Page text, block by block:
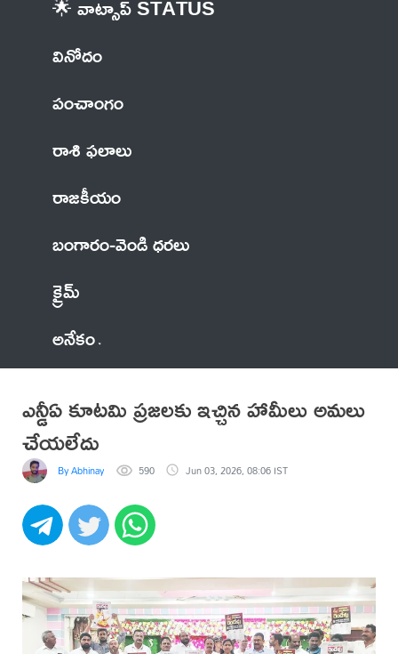
వినోదం
పంచాంగం
రాశి ఫలాలు
రాజకీయం
బంగారం-వెండి ధరలు
క్రైమ్
అనేకం
ఎన్డీఏ కూటమి ప్రజలకు ఇచ్చిన హామీలు అమలు
చేయలేదు
By Abhinay 590 Jun 03, 2026, 08:06 IST